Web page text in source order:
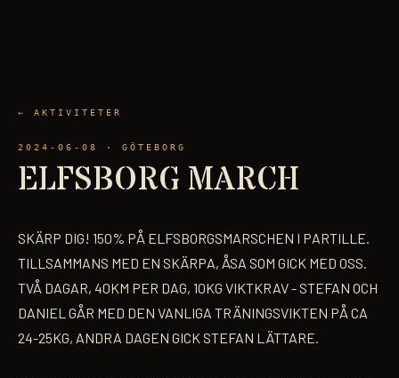
← AKTIVITETER
2024-06-08 · GÖTEBORG
ELFSBORG MARCH
SKÄRP DIG! 150% PÅ ELFSBORGSMARSCHEN I PARTILLE.
TILLSAMMANS MED EN SKÄRPA, ÅSA SOM GICK MED OSS.
TVÅ DAGAR, 40KM PER DAG, 10KG VIKTKRAV - STEFAN OCH
DANIEL GÅR MED DEN VANLIGA TRÄNINGSVIKTEN PÅ CA
24-25KG, ANDRA DAGEN GICK STEFAN LÄTTARE.